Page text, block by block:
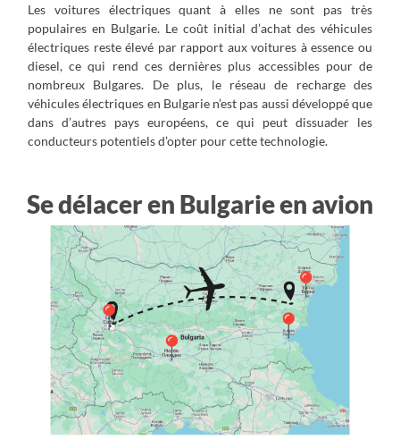
Les voitures électriques quant à elles ne sont pas très
populaires en Bulgarie. Le coût initial d’achat des véhicules
électriques reste élevé par rapport aux voitures à essence ou
diesel, ce qui rend ces dernières plus accessibles pour de
nombreux Bulgares. De plus, le réseau de recharge des
véhicules électriques en Bulgarie n’est pas aussi développé que
dans d’autres pays européens, ce qui peut dissuader les
conducteurs potentiels d’opter pour cette technologie.
Se délacer en Bulgarie en avion